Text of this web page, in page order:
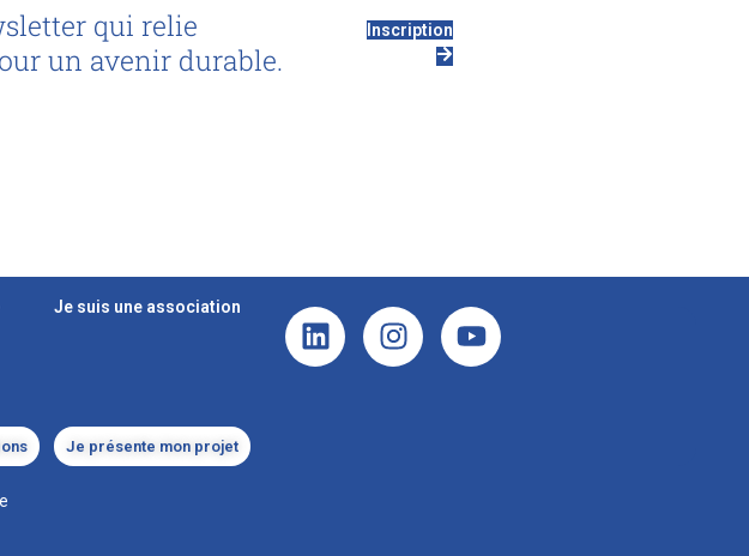
qui relie
un avenir durable.
Inscription
Je suis une association
Je présente mon projet